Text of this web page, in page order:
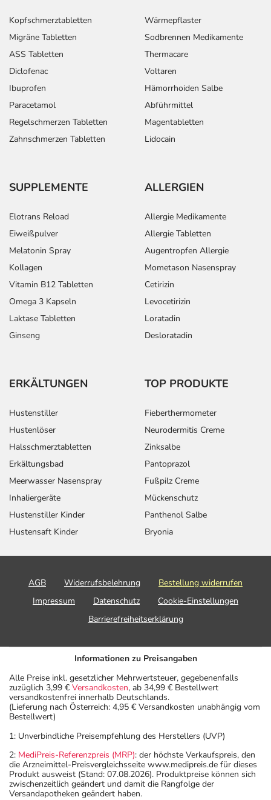
Kopfschmerztabletten
Migräne Tabletten
ASS Tabletten
Diclofenac
Ibuprofen
Paracetamol
Regelschmerzen Tabletten
Zahnschmerzen Tabletten
Wärmepflaster
Sodbrennen Medikamente
Thermacare
Voltaren
Hämorrhoiden Salbe
Abführmittel
Magentabletten
Lidocain
SUPPLEMENTE
Elotrans Reload
Eiweißpulver
Melatonin Spray
Kollagen
Vitamin B12 Tabletten
Omega 3 Kapseln
Laktase Tabletten
Ginseng
ALLERGIEN
Allergie Medikamente
Allergie Tabletten
Augentropfen Allergie
Mometason Nasenspray
Cetirizin
Levocetirizin
Loratadin
Desloratadin
ERKÄLTUNGEN
Hustenstiller
Hustenlöser
Halsschmerztabletten
Erkältungsbad
Meerwasser Nasenspray
Inhaliergeräte
Hustenstiller Kinder
Hustensaft Kinder
TOP PRODUKTE
Fieberthermometer
Neurodermitis Creme
Zinksalbe
Pantoprazol
Fußpilz Creme
Mückenschutz
Panthenol Salbe
Bryonia
AGB Widerrufsbelehrung
Bestellung widerrufen
Impressum
Datenschutz
Cookie-Einstellungen
Barrierefreiheitserklärung
Informationen zu Preisangaben
Alle Preise inkl. gesetzlicher Mehrwertsteuer, gegebenenfalls
zuzüglich 3,99 € Versandkosten, ab 34,99 € Bestellwert
versandkostenfrei innerhalb Deutschlands.
(Lieferung nach Österreich: 4,95 € Versandkosten unabhängig vom
Bestellwert)
1: Unverbindliche Preisempfehlung des Herstellers (UVP)
2: MediPreis-Referenzpreis (MRP): der höchste Verkaufspreis, den
die Arzneimittel-Preisvergleichsseite www.medipreis.de für dieses
Produkt ausweist (Stand: 07.08.2026). Produktpreise können sich
zwischenzeitlich geändert und damit die Rangfolge der
Versandapotheken geändert haben.